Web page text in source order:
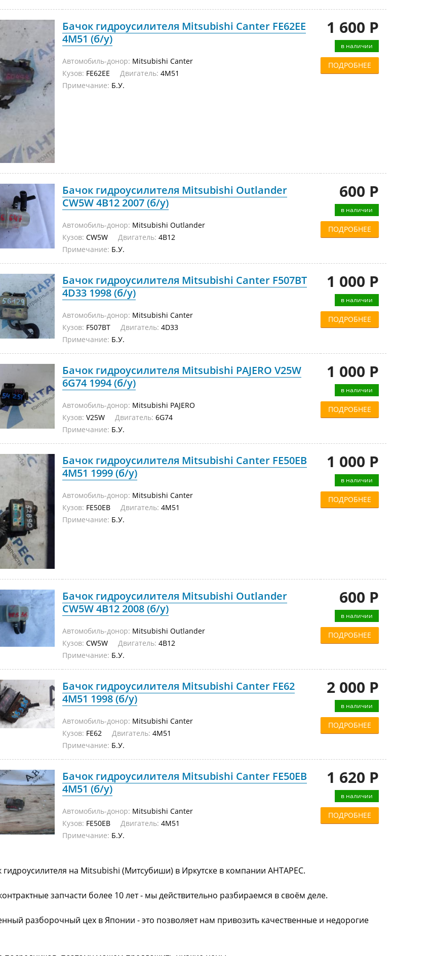
Бачок гидроусилителя Mitsubishi Canter FE62EE
4M51 (б/у)
Автомобиль-донор: Mitsubishi Canter
Кузов: FE62EE Двигатель: 4M51
Примечание: Б.У.
1 600 Р
в наличии
ПОДРОБНЕЕ
Бачок гидроусилителя Mitsubishi Outlander
CW5W 4B12 2007 (б/у)
Автомобиль-донор: Mitsubishi Outlander
Кузов: CW5W Двигатель: 4B12
Примечание: Б.У.
600 Р
в наличии
ПОДРОБНЕЕ
Бачок гидроусилителя Mitsubishi Canter F507BT
4D33 1998 (б/у)
Автомобиль-донор: Mitsubishi Canter
Кузов: F507BT Двигатель: 4D33
Примечание: Б.У.
1 000 Р
в наличии
ПОДРОБНЕЕ
Бачок гидроусилителя Mitsubishi PAJERO V25W
6G74 1994 (б/у)
Автомобиль-донор: Mitsubishi PAJERO
Кузов: V25W Двигатель: 6G74
Примечание: Б.У.
1 000 Р
в наличии
ПОДРОБНЕЕ
Бачок гидроусилителя Mitsubishi Canter FE50EB
4M51 1999 (б/у)
Автомобиль-донор: Mitsubishi Canter
Кузов: FE50EB Двигатель: 4M51
Примечание: Б.У.
1 000 Р
в наличии
ПОДРОБНЕЕ
Бачок гидроусилителя Mitsubishi Outlander
CW5W 4B12 2008 (б/у)
Автомобиль-донор: Mitsubishi Outlander
Кузов: CW5W Двигатель: 4B12
Примечание: Б.У.
600 Р
в наличии
ПОДРОБНЕЕ
Бачок гидроусилителя Mitsubishi Canter FE62
4M51 1998 (б/у)
Автомобиль-донор: Mitsubishi Canter
Кузов: FE62 Двигатель: 4M51
Примечание: Б.У.
2 000 Р
в наличии
ПОДРОБНЕЕ
Бачок гидроусилителя Mitsubishi Canter FE50EB
4M51 (б/у)
Автомобиль-донор: Mitsubishi Canter
Кузов: FE50EB Двигатель: 4M51
Примечание: Б.У.
1 620 Р
в наличии
ПОДРОБНЕЕ
гидроусилителя на Mitsubishi (Митсубиши) в Иркутске в компании АНТАРЕС.
запчасти более 10 лет - мы действительно разбираемся в своём деле.
разборочный цех в Японии - это позволяет нам привозить качественные и недорогие